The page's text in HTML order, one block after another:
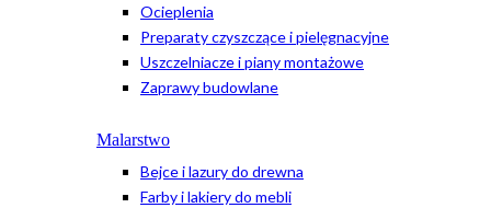
Ocieplenia
Preparaty czyszczące i pielęgnacyjne
Uszczelniacze i piany montażowe
Zaprawy budowlane
Malarstwo
Bejce i lazury do drewna
Farby i lakiery do mebli